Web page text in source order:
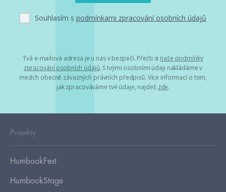
Souhlasím s podmínkami zpracování osobních údajů
Tvá e-mailová adresa je u nás v bezpečí. Přečti si naše podmínky
zpracování osobních údajů. S tvými osobními údaji nakládáme v
mezích obecně závazných právních předpisů. Více informací o tom,
jak zpracováváme tvé údaje, najdeš zde.
Projekty
HumbookFest
HumbookStage